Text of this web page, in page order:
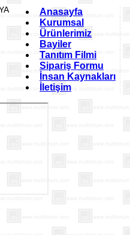
Anasayfa
Kurumsal
Ürünlerimiz
Bayiler
Tanıtım Filmi
Sipariş Formu
İnsan Kaynakları
İletişim